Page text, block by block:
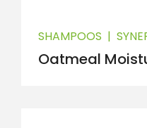
SHAMPOOS |
Oatmeal